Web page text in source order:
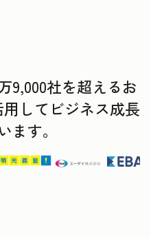
9,000社を超えるお
してビジネス成長
ます。